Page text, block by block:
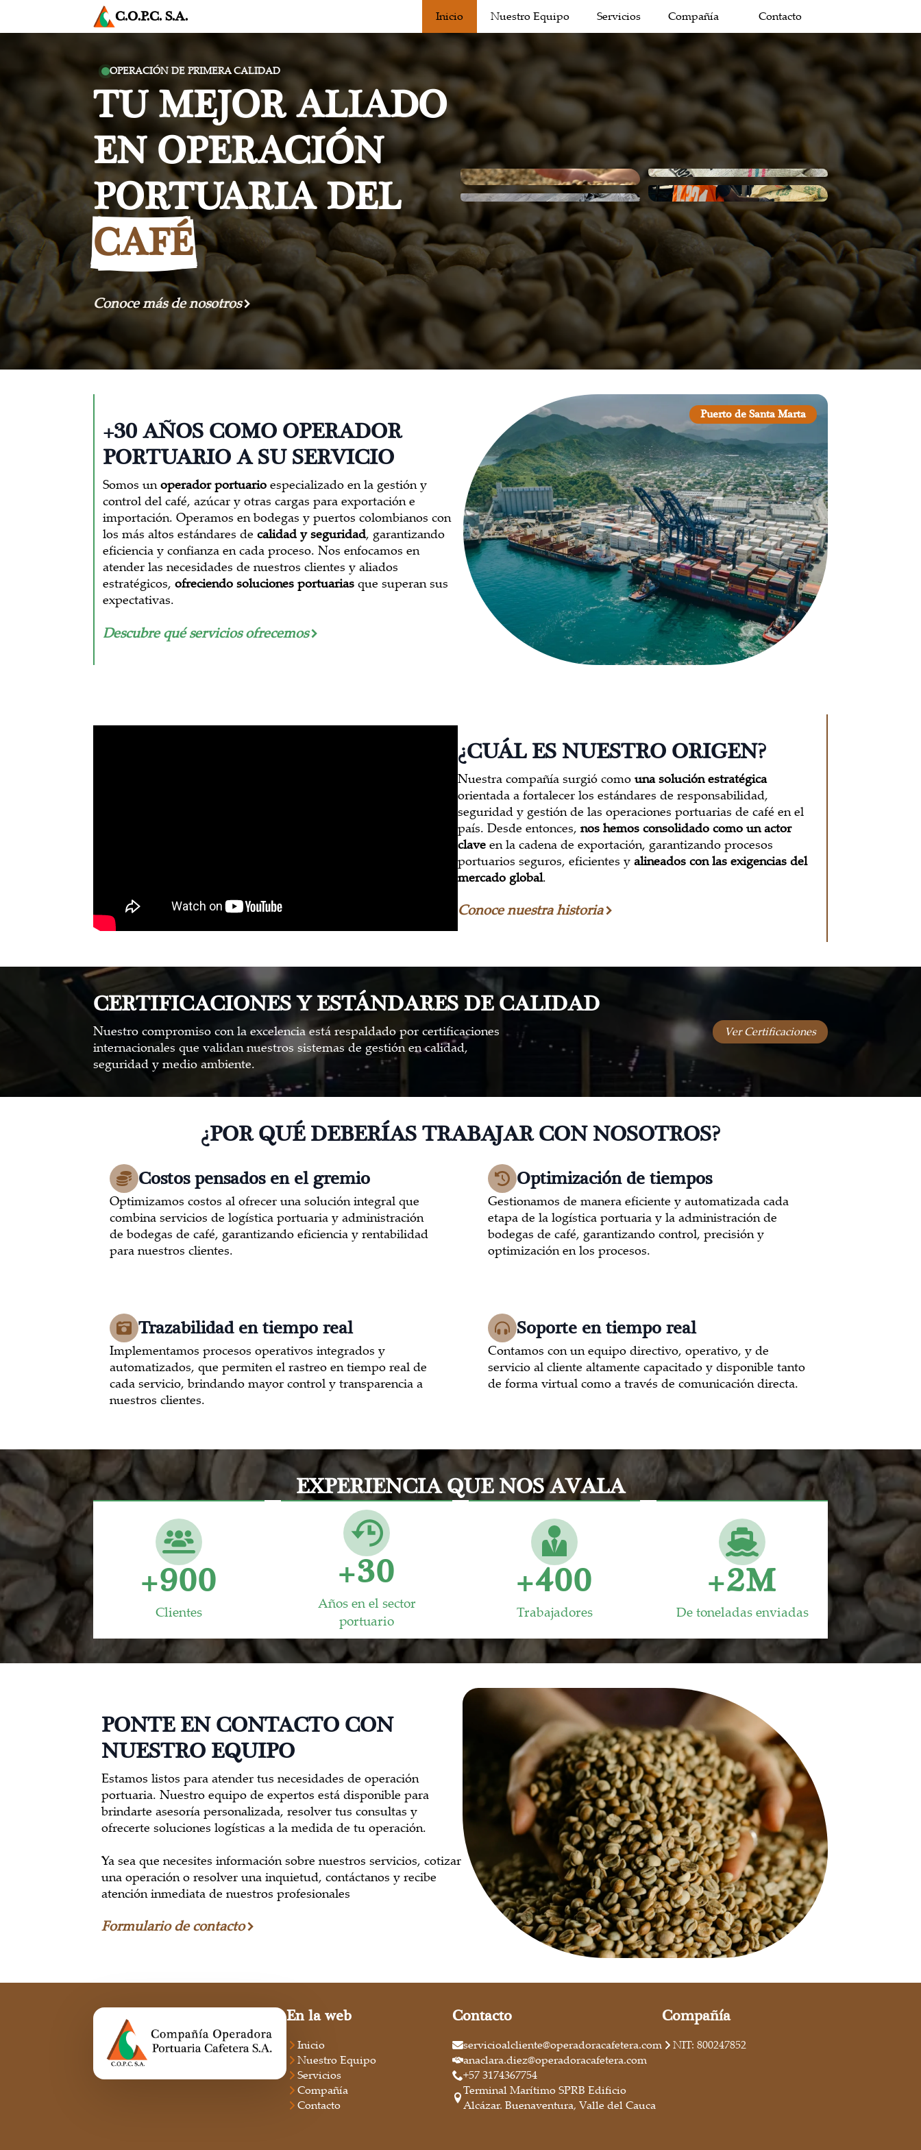
C.O.P.C. S.A. Inicio Nuestro Equipo Servicios Compañía Contacto
OPERACIÓN DE PRIMERA CALIDAD
TU MEJOR ALIADO
EN OPERACIÓN
PORTUARIA DEL
CAFÉ
Conoce más de nosotros
+30 AÑOS COMO OPERADOR
PORTUARIO A SU SERVICIO
Somos unoperador portuario especializado en la gestión y
control del café, azúcar y otras cargas para exportación e
importación. Operamos en bodegas y puertos colombianos con
los más altos estándares de calidad y seguridad, garantizando
eficiencia y confianza en cada proceso. Nos enfocamos en
atender las necesidades de nuestros clientes y aliados
estratégicos, ofreciendo soluciones portuarias que superan sus
expectativas.
Descubre qué servicios ofrecemos
Puerto de Santa Marta
¿CUÁL ES NUESTRO ORIGEN?
Nuestra compañía surgió comouna solución estratégica
orientada a fortalecer los estándares de responsabilidad,
seguridad y gestión de las operaciones portuarias de café en el
país. Desde entonces,nos hemos consolidado como un actor
clave en la cadena de exportación, garantizando procesos
portuarios seguros, eficientes yalineados con las exigencias del
mercado global.
Conoce nuestra historia
CERTIFICACIONES Y ESTÁNDARES DE CALIDAD
Nuestro compromiso con la excelencia está respaldado por certificaciones
internacionales que validan nuestros sistemas de gestión en calidad,
seguridad y medio ambiente.
Ver Certificaciones
¿POR QUÉ DEBERÍAS TRABAJAR CON NOSOTROS?
Costos pensados en el gremio
Optimizamos costos al ofrecer una solución integral que
combina servicios de logística portuaria y administración
de bodegas de café, garantizando eficiencia y rentabilidad
para nuestros clientes.
Optimización de tiempos
Gestionamos de manera eficiente y automatizada cada
etapa de la logística portuaria y la administración de
bodegas de café, garantizando control, precisión y
optimización en los procesos.
Trazabilidad en tiempo real
Implementamos procesos operativos integrados y
automatizados, que permiten el rastreo en tiempo real de
cada servicio, brindando mayor control y transparencia a
nuestros clientes.
Soporte en tiempo real
Contamos con un equipo directivo, operativo, y de
servicio al cliente altamente capacitado y disponible tanto
de forma virtual como a través de comunicación directa.
EXPERIENCIA QUE NOS AVALA
+900
Clientes
+30
Años en el sector
portuario
+400
Trabajadores
+2M
De toneladas enviadas
PONTE EN CONTACTO CON
NUESTRO EQUIPO
Estamos listos para atender tus necesidades de operación
portuaria. Nuestro equipo de expertos está disponible para
brindarte asesoría personalizada, resolver tus consultas y
ofrecerte soluciones logísticas a la medida de tu operación.
Ya sea que necesites información sobre nuestros servicios, cotizar
una operación o resolver una inquietud, contáctanos y recibe
atención inmediata de nuestros profesionales
Formulario de contacto
En la web
Inicio
Nuestro Equipo
Servicios
Compañía
Contacto
Contacto
servicioalcliente@operadoracafetera.com
anaclara.diez@operadoracafetera.com
+57 3174367754
Terminal Marítimo SPRB Edificio
Alcázar. Buenaventura, Valle del Cauca
Compañía
NIT: 800247852